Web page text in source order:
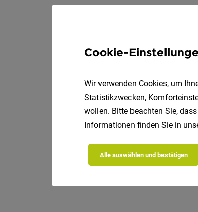
Gasser
DEINE
Cookie-
Wir verwenden Cookies, um
Statistikzwecken,
wollen. Bitte beachten Sie,
Informationen finden Sie in
Alle auswählen und bestätigen